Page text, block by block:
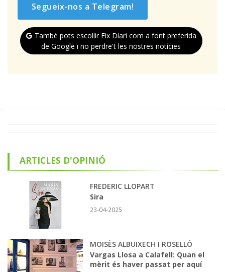
Segueix-nos a Telegram!
També pots escollir Eix Diari com a font preferida
de Google i no perdre't les nostres notícies
ARTICLES D'OPINIÓ
FREDERIC LLOPART
Sira
23-04-2025
MOISÈS ALBUIXECH I ROSELLÓ
Vargas Llosa a Calafell: Quan el
mèrit és haver passat per aquí